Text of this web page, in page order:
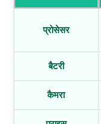
प्रोसेसर
बैटरी
कैमरा